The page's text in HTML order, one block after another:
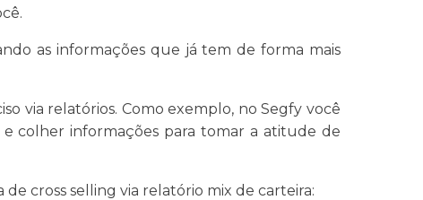
as informações que já tem de forma mais
via relatórios. Como exemplo, no Segfy você
e colher informações para tomar a atitude de
cross selling via relatório mix de carteira: